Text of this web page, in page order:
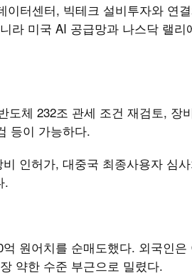
터센터, 빅테크 설비투자와 연
라 미국 AI 공급망과 나스닥 랠리
체 232조 관세 조건 재검토, 장
등이 가능하다.
인허가, 대중국 최종사용자 심
.
원어치를 순매도했다. 외국인은
약한 수준 부근으로 밀렸다.